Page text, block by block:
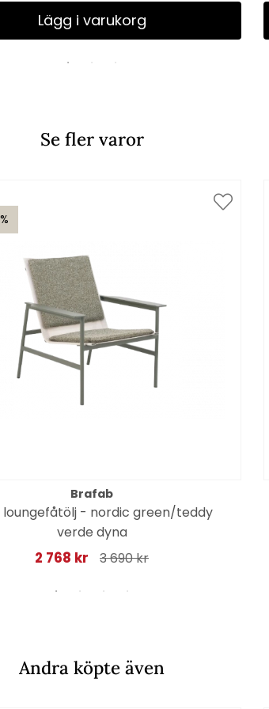
Lägg i varukorg
Se fler varor
Brafab
loungefåtölj - nordic green/teddy
verde dyna
2 768 kr 3 690 kr
Andra köpte även